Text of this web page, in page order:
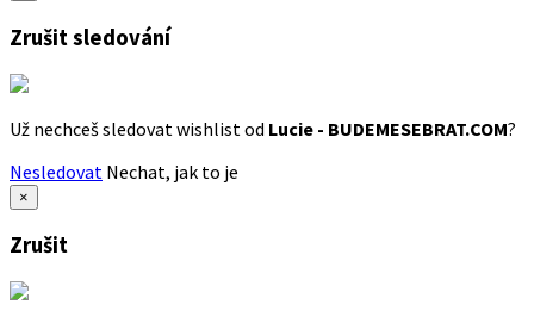
Zrušit sledování
Už nechceš sledovat wishlist od Lucie - BUDEMESEBRAT.COM?
Nesledovat Nechat, jak to je
×
Zrušit